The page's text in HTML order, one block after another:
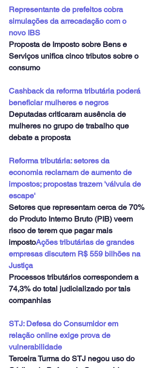
Representante de prefeitos cobra
simulações da arrecadação com o
novo IBS
Proposta de Imposto sobre Bens e
Serviços unifica cinco tributos sobre o
consumo
Cashback da reforma tributária poderá
beneficiar mulheres e negros
Deputadas criticaram ausência de
mulheres no grupo de trabalho que
debate a proposta
Reforma tributária: setores da
economia reclamam de aumento de
impostos; propostas trazem 'válvula de
escape'
Setores que representam cerca de 70%
do Produto Interno Bruto (PIB) veem
risco de terem que pagar mais
impostoAções tributárias de grandes
empresas discutem R$ 559 bilhões na
Justiça
Processos tributários correspondem a
74,3% do total judicializado por tais
companhias
STJ: Defesa do Consumidor em
relação online exige prova de
vulnerabilidade
Terceira Turma do STJ negou uso do